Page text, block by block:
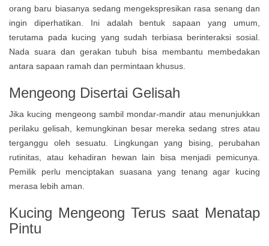
orang baru biasanya sedang mengekspresikan rasa senang dan
ingin diperhatikan. Ini adalah bentuk sapaan yang umum,
terutama pada kucing yang sudah terbiasa berinteraksi sosial.
Nada suara dan gerakan tubuh bisa membantu membedakan
antara sapaan ramah dan permintaan khusus.
Mengeong Disertai Gelisah
Jika kucing mengeong sambil mondar-mandir atau menunjukkan
perilaku gelisah, kemungkinan besar mereka sedang stres atau
terganggu oleh sesuatu. Lingkungan yang bising, perubahan
rutinitas, atau kehadiran hewan lain bisa menjadi pemicunya.
Pemilik perlu menciptakan suasana yang tenang agar kucing
merasa lebih aman.
Kucing Mengeong Terus saat Menatap
Pintu